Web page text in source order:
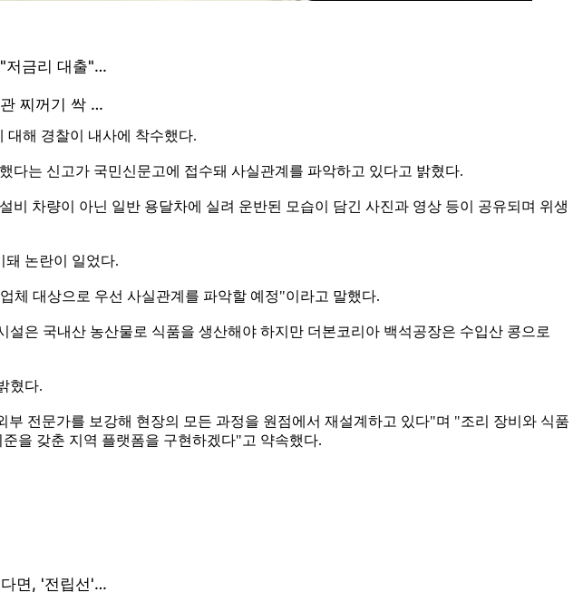
대해 경찰이 내사에 착수했다.
다는 신고가 국민신문고에 접수돼 사실관계를 파악하고 있다고 밝혔다.
차량이 아닌 일반 용달차에 실려 운반된 모습이 담긴 사진과 영상 등이 공유되며 위생
돼 논란이 일었다.
체 대상으로 우선 사실관계를 파악할 예정"이라고 말했다.
은 국내산 농산물로 식품을 생산해야 하지만 더본코리아 백석공장은 수입산 콩으로
혔다.
전문가를 보강해 현장의 모든 과정을 원점에서 재설계하고 있다"며 "조리 장비와 식품
을 갖춘 지역 플랫폼을 구현하겠다"고 약속했다.